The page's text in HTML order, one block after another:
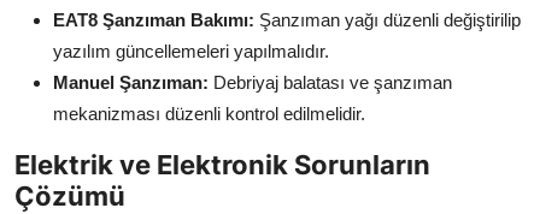
EAT8 Şanzıman Bakımı: Şanzıman yağı düzenli değiştirilip
yazılım güncellemeleri yapılmalıdır.
Manuel Şanzıman: Debriyaj balatası ve şanzıman
mekanizması düzenli kontrol edilmelidir.
Elektrik ve Elektronik Sorunların
Çözümü